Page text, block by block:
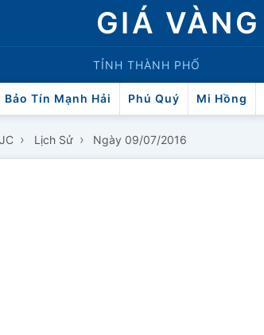
GIÁ VÀNG
TỈNH THÀNH PHỐ
Bảo Tín Mạnh Hải Phú Quý Mi Hồng
› Lịch Sử› Ngày 09/07/2016